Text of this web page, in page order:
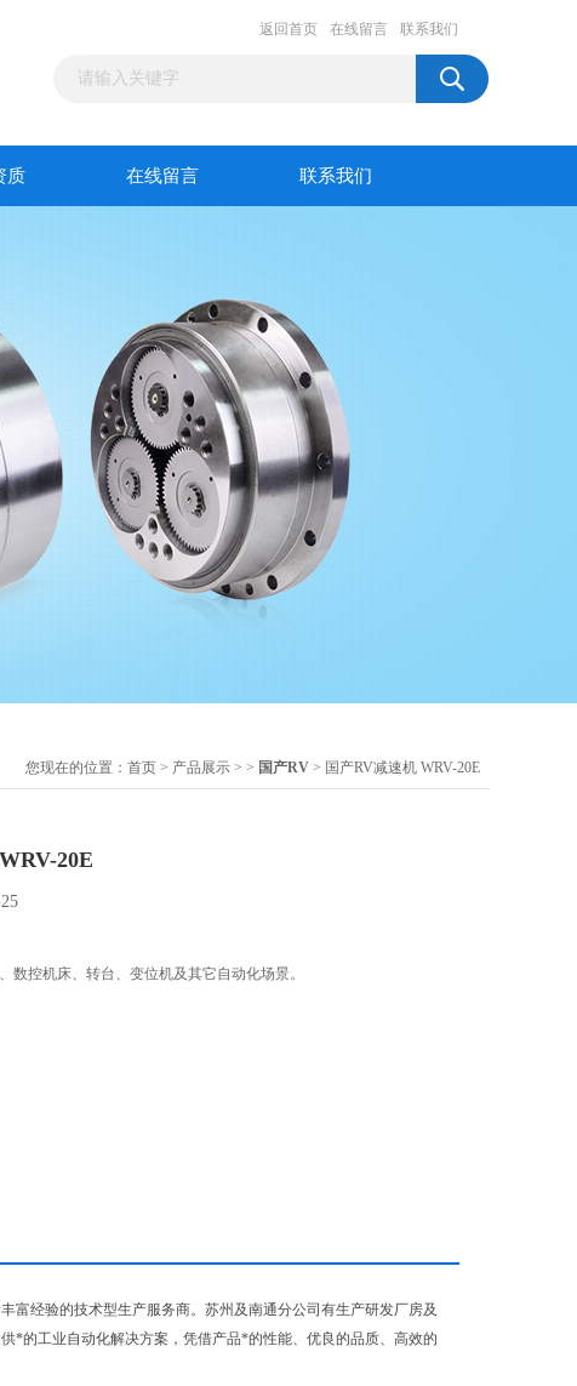
返回首页 在线留言 联系我们
质 在线留言 联系我们
您现在的位置： 首页 > 产品展示 > > 国产RV > 国产RV减速机 WRV-20E
20E
数控机床、转台、变位机及其它自动化场景。
富经验的技术型生产服务商。苏州及南通分公司有生产研发厂房及
*的工业自动化解决方案，凭借产品*的性能、优良的品质、高效的